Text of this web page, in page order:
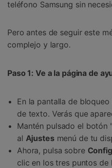
teléfono Samsung sin
Pero antes de seguir este
complejo y largo.
Paso 1: Ve a la página de
En la pantalla de bloqueo
de texto. Verás que
Mantén pulsado el botón
al Ajustesmenú de tu
Ahora, pulsa sobre
clic en los tres puntos de